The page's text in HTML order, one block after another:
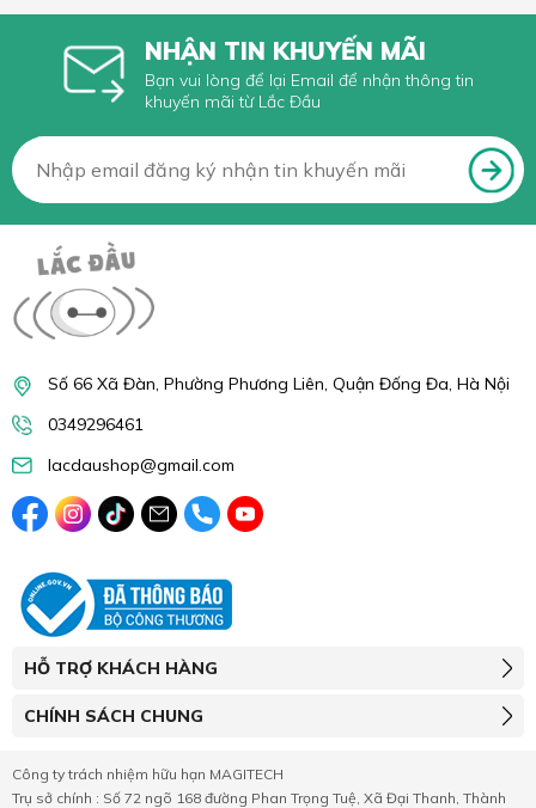
NHẬN TIN KHUYẾN MÃI
Bạn vui lòng để lại Email để nhận thông tin
khuyến mãi từ Lắc Đầu
Số 66 Xã Đàn, Phường Phương Liên, Quận Đống Đa, Hà Nội
0349296461
lacdaushop@gmail.com
HỖ TRỢ KHÁCH HÀNG
CHÍNH SÁCH CHUNG
Công ty trách nhiệm hữu hạn MAGITECH
Trụ sở chính : Số 72 ngõ 168 đường Phan Trọng Tuệ, Xã Đại Thanh, Thành